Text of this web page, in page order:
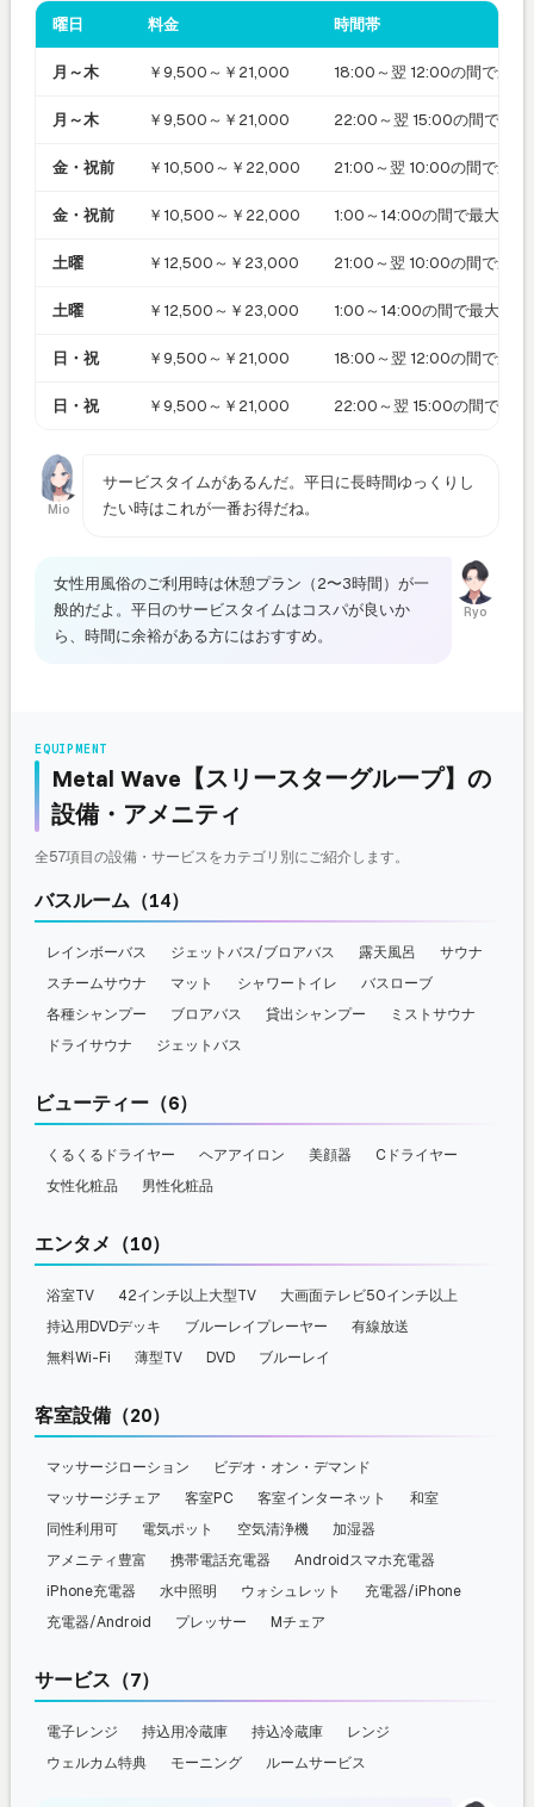
曜日 料金 時間帯
月～木 ￥9,500～￥21,000 18:00～翌 12:00の間で最大
月～木 ￥9,500～￥21,000 22:00～翌 15:00の間で最大
金・祝前 ￥10,500～￥22,000 21:00～翌 10:00の間で最大
金・祝前 ￥10,500～￥22,000 1:00～14:00の間で最大 13
土曜 ￥12,500～￥23,000 21:00～翌 10:00の間で最大
土曜 ￥12,500～￥23,000 1:00～14:00の間で最大 13
日・祝 ￥9,500～￥21,000 18:00～翌 12:00の間で最大
日・祝 ￥9,500～￥21,000 22:00～翌 15:00の間で最大
Mio
サービスタイムがあるんだ。平日に長時間ゆっくりし
たい時はこれが一番お得だね。
Ryo
女性用風俗のご利用時は休憩プラン（2〜3時間）が一
般的だよ。平日のサービスタイムはコスパが良いか
ら、時間に余裕がある方にはおすすめ。
EQUIPMENT
Metal Wave【スリースターグループ】の
設備・アメニティ
全57項目の設備・サービスをカテゴリ別にご紹介します。
バスルーム（14）
レインボーバス ジェットバス/ブロアバス 露天風呂
サウナ
スチームサウナ
マット シャワートイレ
バスローブ
各種シャンプー
ブロアバス 貸出シャンプー
ミストサウナ
ドライサウナ
ジェットバス
ビューティー（6）
くるくるドライヤー ヘアアイロン 美顔器
Cドライヤー
女性化粧品
男性化粧品
エンタメ（10）
浴室TV 42インチ以上大型TV
大画面テレビ50インチ以上
持込用DVDデッキ
ブルーレイプレーヤー
有線放送
無料Wi-Fi
薄型TV DVD ブルーレイ
客室設備（20）
マッサージローション
ビデオ・オン・デマンド
マッサージチェア
客室PC 客室インターネット
和室
同性利用可
電気ポット 空気清浄機
加湿器
アメニティ豊富
携帯電話充電器
Androidスマホ充電器
iPhone充電器
水中照明 ウォシュレット
充電器/iPhone
充電器/Android
プレッサー Mチェア
サービス（7）
電子レンジ 持込用冷蔵庫 持込冷蔵庫
レンジ
ウェルカム特典
モーニング ルームサービス